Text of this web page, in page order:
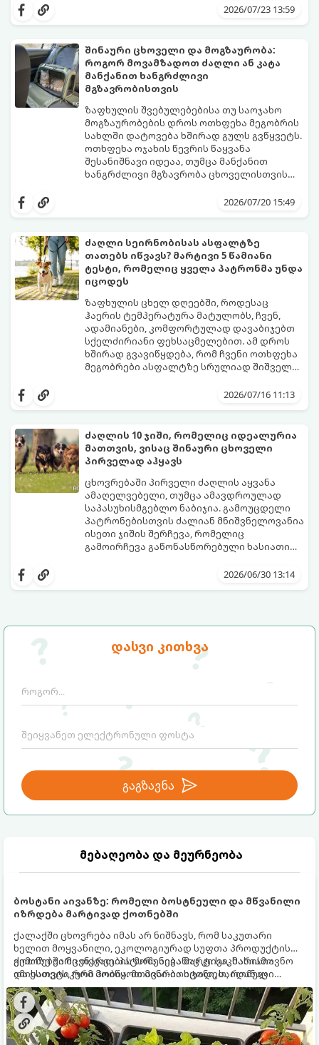
დასვი კითხვა
გაგზავნა
მებაღეობა და მეურნეობა
ბოსტანი აივანზე: რომელი ბოსტნეული და მწვანილი
იზრდება მარტივად ქოთნებში
ქალაქში ცხოვრება იმას არ ნიშნავს, რომ საკუთარი
ხელით მოყვანილი, ეკოლოგიურად სუფთა პროდუქტის
გემოზე უარი თქვათ. პატარა აივანიც კი საკმარისია
იმისათვის, რომ მოიწყოთ მინი-ბოსტანი, საიდანაც
ყოველდღიურად ახალ, არომატულ მწვანილსა და
ბოსტნეულს მოკრეფთ.
ქოთნებში მცენარეების მოშენება მარტივი, სასიამოვნო
და ესთეტიკური ჰობია. მთავარია იცოდეთ, რომელი
კულტურები ეგუებიან ქოთნის პირობებს ყველაზე კარგად
და როგორ მოუაროთ მათ სწორად.
უშვებენ, საკვების მკვეთრი, ერთდღიანი
მიკროფლორა) ეჩვევა კონკრეტულ
შემადგენლობას. კვების მკვეთრმა
ცვლილებამ შეიძლება გამოიწვიოს
ძლიერი სტრესი, გულისრევა, გაზები ან
დიარეა (კუჭის აშლილობა).
იმისათვის, რომ პროცესმა უმტკივნეულოდ
ჩაიაროს, გამოიყენება ვეტერინარების
მიერ აღიარებული 7-დღიანი გარდამავალი
სქემა.
2026/07/23 13:59
შინაური ცხოველი და მოგზაურობა:
როგორ მოვამზადოთ ძაღლი ან კატა
მანქანით ხანგრძლივი
მგზავრობისთვის
ზაფხულის შვებულებებისა თუ საოჯახო
მოგზაურობების დროს ოთხფეხა მეგობრის
სახლში დატოვება ხშირად გულს გვწყვეტს.
ოთხფეხა ოჯახის წევრის წაყვანა
შესანიშნავი იდეაა, თუმცა მანქანით
ხანგრძლივი მგზავრობა ცხოველისთვის
დაავადებასთან (გულისრევასთან) და
თქვენთვის, ისე თქვენი ოთხფეხა
მომზადებაა საჭირო.
გთავაზობთ პროფესიონალურ
გზამკვლევს, თუ როგორ მოამზადოთ
ძაღლი ან კატა ხანგრძლივი
ავტომოგზაურობისთვის.
2026/07/20 15:49
ძაღლი სეირნობისას ასფალტზე
თათებს იწვავს? მარტივი 5 წამიანი
ტესტი, რომელიც ყველა პატრონმა უნდა
იცოდეს
ზაფხულის ცხელ დღეებში, როდესაც
ჰაერის ტემპერატურა მატულობს, ჩვენ,
ადამიანები, კომფორტულად დავაბიჯებთ
სქელძირიანი ფეხსაცმელებით. ამ დროს
ხშირად გვავიწყდება, რომ ჩვენი ოთხფეხა
მეგობრები ასფალტზე სრულიად შიშველი
პირდაპირი სხივების ქვეშ ასფალტი და
როდესაც გარეთ 25°C სიცხეა, ასფალტის
ტემპერატურამ მზეზე შეიძლება 50°C-ს
მიაღწიოს, ხოლო 30°C სიცხეში გზის საფარი
57°C-მდე ხურდება! ასეთ ზედაპირზე სულ
რაღაც 1-2 წუთიანი გასეირნებაც კი
საკმარისია, რომ ძაღლმა თათების მძიმე,
მტკივნეული დამწვრობა მიიღოს.
იმისათვის, რომ თქვენი ერთგული
მეგობარი საფრთხისგან დაიცვათ,
არსებობს ერთი ძალიან მარტივი,
ოქროს წესი.
2026/07/16 11:13
ძაღლის 10 ჯიში, რომელიც იდეალურია
მათთვის, ვისაც შინაური ცხოველი
პირველად აჰყავს
ცხოვრებაში პირველი ძაღლის აყვანა
ამაღელვებელი, თუმცა ამავდროულად
საპასუხისმგებლო ნაბიჯია. გამოუცდელი
პატრონებისთვის ძალიან მნიშვნელოვანია
ისეთი ჯიშის შერჩევა, რომელიც
გამოირჩევა გაწონასწორებული ხასიათით,
სპეციფიკურ, ზედმეტად რთულ მოვლას.
შეადგინეს 10 საუკეთესო ჯიშის სია,2026/06/30 13:14